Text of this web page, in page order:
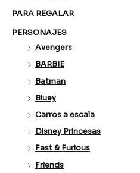
PARA REGALAR
PERSONAJES
Avengers
BARBIE
Batman
Bluey
Carros a escala
Disney Princesas
Fast & Furious
Friends